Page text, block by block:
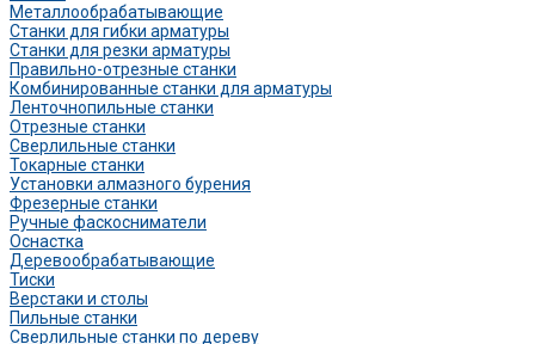
Металлообрабатывающие
Станки для гибки арматуры
Станки для резки арматуры
Правильно-отрезные станки
Комбинированные станки для арматуры
Ленточнопильные станки
Отрезные станки
Сверлильные станки
Токарные станки
Установки алмазного бурения
Фрезерные станки
Ручные фаскосниматели
Оснастка
Деревообрабатывающие
Тиски
Верстаки и столы
Пильные станки
Сверлильные станки по дереву